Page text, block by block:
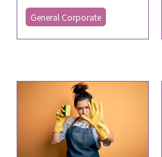
General Corporate